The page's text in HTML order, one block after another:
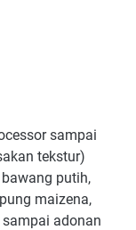
sampai
tekstur)
putih,
maizena,
adonan